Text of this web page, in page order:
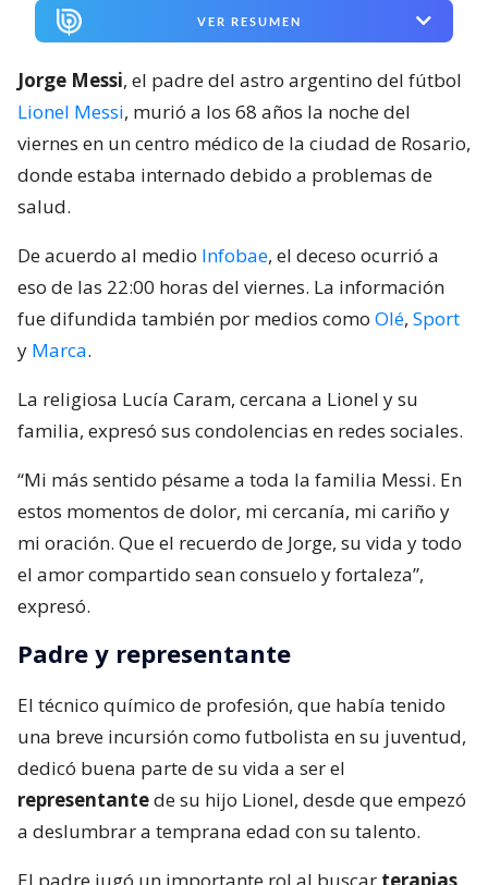
VER RESUMEN
Jorge Messi, el padre del astro argentino del fútbol
Lionel Messi, murió a los 68 años la noche del
viernes en un centro médico de la ciudad de Rosario,
donde estaba internado debido a problemas de
salud.
De acuerdo al medio Infobae, el deceso ocurrió a
eso de las 22:00 horas del viernes. La información
fue difundida también por medios como Olé, Sport
y Marca.
La religiosa Lucía Caram, cercana a Lionel y su
familia, expresó sus condolencias en redes sociales.
“Mi más sentido pésame a toda la familia Messi. En
estos momentos de dolor, mi cercanía, mi cariño y
mi oración. Que el recuerdo de Jorge, su vida y todo
el amor compartido sean consuelo y fortaleza”,
expresó.
Padre y representante
El técnico químico de profesión, que había tenido
una breve incursión como futbolista en su juventud,
dedicó buena parte de su vida a ser el
representantede su hijo Lionel, desde que empezó
a deslumbrar a temprana edad con su talento.